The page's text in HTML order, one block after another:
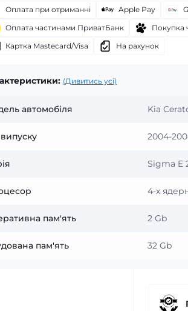
Оплата при отриманні Apple Pay
Оплата частинами ПриватБанк
Покупка
Картка Mastecard/Visa
На рахунок
(Дивитись усі)
автомобіля Kia
випуску 2004-
Sigma E
4-х
пам'ять 2 Gb
пам'ять 32 Gb